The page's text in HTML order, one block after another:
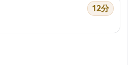
12分